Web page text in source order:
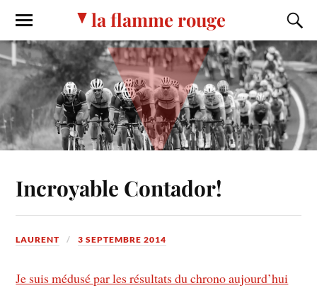
la flamme rouge
Incroyable Contador!
LAURENT 3 SEPTEMBRE 2014
Je suis médusé par les résultats du chrono aujourd’hui